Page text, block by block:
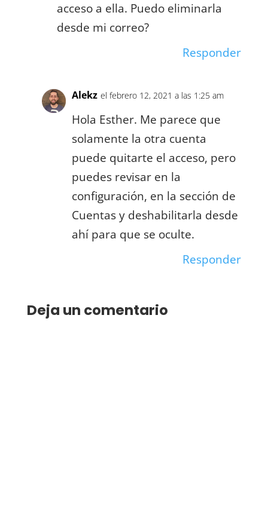
acceso a ella. Puedo eliminarla
desde mi correo?
Responder
Alekz el febrero 12, 2021 a las 1:25 am
Hola Esther. Me parece que
solamente la otra cuenta
puede quitarte el acceso, pero
puedes revisar en la
configuración, en la sección de
Cuentas y deshabilitarla desde
ahí para que se oculte.
Responder
Deja un comentario